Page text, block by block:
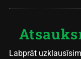
Labprāt